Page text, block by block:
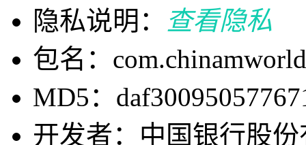
隐私说明：
查看隐私
包名：
MD5：
开发者：中国银行股